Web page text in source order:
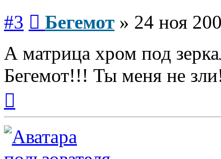
#3 Бегемот » 24 ноя
А матрица хром под
Бегемот!!! Ты меня не
началу